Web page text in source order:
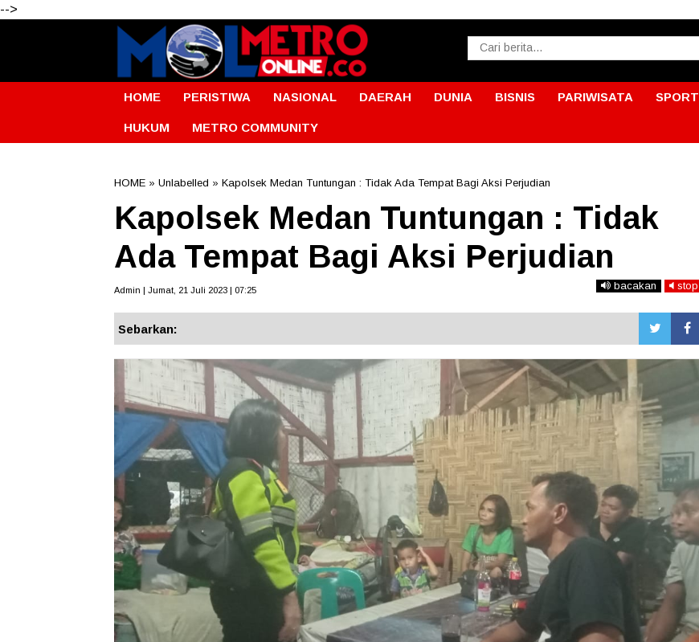
-->
HOME PERISTIWA NASIONAL DAERAH DUNIA BISNIS PARIWISATA SPORT
HUKUM METRO COMMUNITY
HOME » Unlabelled » Kapolsek Medan Tuntungan : Tidak Ada Tempat Bagi Aksi Perjudian
Kapolsek Medan Tuntungan : Tidak
Ada Tempat Bagi Aksi Perjudian
Admin | Jumat, 21 Juli 2023 | 07:25 bacakan stop
Sebarkan: